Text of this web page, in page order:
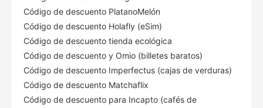
Código de descuento PlatanoMelón
Código de descuento Holafly (eSim)
Código de descuento tienda ecológica
Código de descuento y Omio (billetes baratos)
Código de descuento Imperfectus (cajas de verduras)
Código de descuento Matchaflix
Código de descuento para Incapto (cafés de